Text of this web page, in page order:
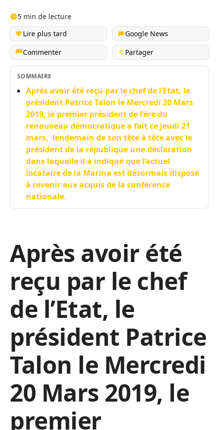
5 min de lecture
Lire plus tard
Google News
Commenter
Partager
SOMMAIRE
Après avoir été reçu par le chef de l’Etat, le
président Patrice Talon le Mercredi 20 Mars
2019, le premier président de l’ère du
renouveau démocratique a fait ce jeudi 21
mars, lendemain de son tête à tête avec le
président de la république une déclaration
dans laquelle il a indiqué que l’actuel
locataire de la Marina est désormais disposé
à revenir aux acquis de la conférence
nationale.
Après avoir été
reçu par le chef
de l’Etat, le
président Patrice
Talon le Mercredi
20 Mars 2019, le
premier